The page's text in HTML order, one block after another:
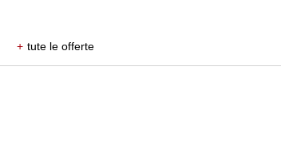
+ tute le offerte